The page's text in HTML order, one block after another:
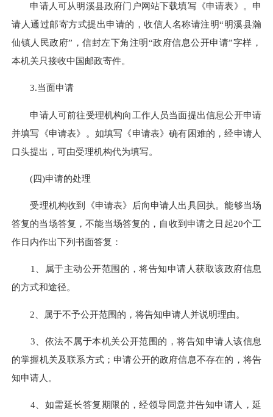
申请人可从明溪县政府门户网站下载填写《申请表》。申
请人通过邮寄方式提出申请的，收信人名称请注明“明溪县瀚
仙镇人民政府”，信封左下角注明“政府信息公开申请”字样，
本机关只接收中国邮政寄件。
3.当面申请
申请人可前往受理机构向工作人员当面提出信息公开申请
并填写《申请表》。如填写《申请表》确有困难的，经申请人
口头提出，可由受理机构代为填写。
(四)申请的处理
受理机构收到《申请表》后向申请人出具回执。能够当场
答复的当场答复，不能当场答复的，自收到申请之日起20个工
作日内作出下列书面答复：
1、属于主动公开范围的，将告知申请人获取该政府信息
的方式和途径。
2、属于不予公开范围的，将告知申请人并说明理由。
3、依法不属于本机关公开范围的，将告知申请人该信息
的掌握机关及联系方式；申请公开的政府信息不存在的，将告
知申请人。
4、如需延长答复期限的，经领导同意并告知申请人，延